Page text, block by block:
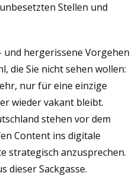
Stellen und
und hergerissene Vorgehen
die Sie nicht sehen wollen:
nur für eine einzige
wieder vakant bleibt.
stehen vor dem
Content ins digitale
strategisch anzusprechen.
dieser Sackgasse.